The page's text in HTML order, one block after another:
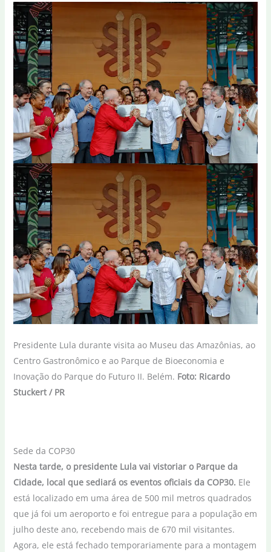
Presidente Lula durante visita ao Museu das Amazônias, ao
Centro Gastronômico e ao Parque de Bioeconomia e
Inovação do Parque do Futuro II. Belém. Foto: Ricardo
Stuckert / PR
Sede da COP30
Nesta tarde, o presidente Lula vai vistoriar o Parque da
Cidade, local que sediará os eventos oficiais da COP30. Ele
está localizado em uma área de 500 mil metros quadrados
que já foi um aeroporto e foi entregue para a população em
julho deste ano, recebendo mais de 670 mil visitantes.
Agora, ele está fechado temporariamente para a montagem